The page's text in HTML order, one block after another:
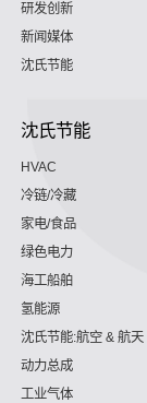
研发创新
新闻媒体
沈氏节能
沈氏节能
HVAC
冷链/冷藏
家电/食品
绿色电力
海工船舶
氢能源
沈氏节能:航空 & 航天
动力总成
工业气体